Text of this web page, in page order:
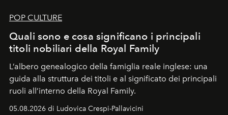
POP CULTURE
Quali sono e cosa significano i principali
titoli nobiliari della Royal Family
L’albero genealogico della famiglia reale inglese: una
guida alla struttura dei titoli e al significato dei principali
ruoli all’interno della Royal Family.
05.08.2026 di Ludovica Crespi-Pallavicini